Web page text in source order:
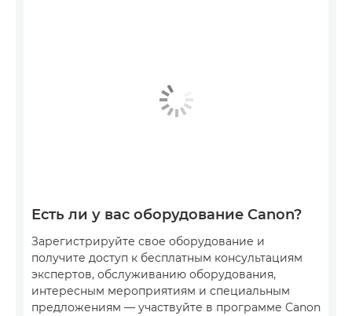
Есть ли у вас оборудование Canon?
Зарегистрируйте свое оборудование и
получите доступ к бесплатным консультациям
экспертов, обслуживанию оборудования,
интересным мероприятиям и специальным
предложениям — участвуйте в программе Canon